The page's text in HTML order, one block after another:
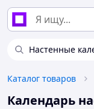
Настенные
Каталог товаров
Календарь